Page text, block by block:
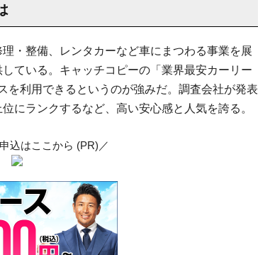
・整備、レンタカーなど車にまつわる事業を展
ている。キャッチコピーの「業界最安カーリー
を利用できるというのが強みだ。調査会社が発表
にランクするなど、高い安心感と人気を誇る。
込はここから (PR)／